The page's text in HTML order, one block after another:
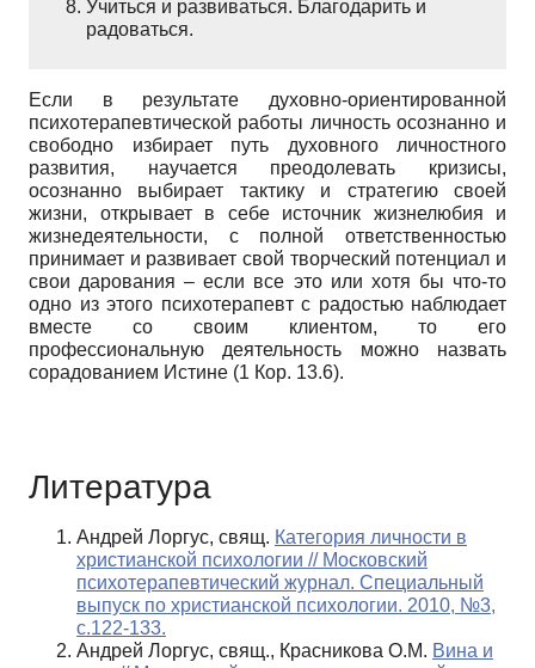
Учиться и развиваться. Благодарить и
радоваться.
Если в результате духовно-ориентированной
психотерапевтической работы личность осознанно и
свободно избирает путь духовного личностного
развития, научается преодолевать кризисы,
осознанно выбирает тактику и стратегию своей
жизни, открывает в себе источник жизнелюбия и
жизнедеятельности, с полной ответственностью
принимает и развивает свой творческий потенциал и
свои дарования – если все это или хотя бы что-то
одно из этого психотерапевт с радостью наблюдает
вместе со своим клиентом, то его
профессиональную деятельность можно назвать
сорадованием Истине (1 Кор. 13.6).
Литература
Андрей Лоргус, свящ. Категория личности в
христианской психологии // Московский
психотерапевтический журнал. Специальный
выпуск по христианской психологии. 2010, №3,
с.122-133.
Андрей Лоргус, свящ., Красникова О.М. Вина и